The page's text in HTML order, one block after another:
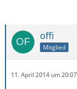
offi
Mitglied
11. April 2014 um 20:07